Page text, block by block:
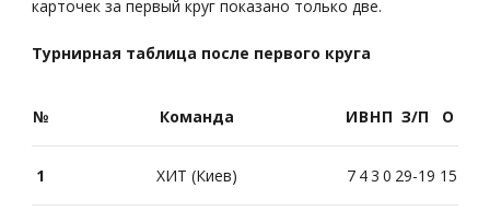
карточек за первый круг показано только две.
Турнирная таблица после первого круга
№ Команда ИВНП З/П О
1 ХИТ (Киев) 7 43 0 29-19 15